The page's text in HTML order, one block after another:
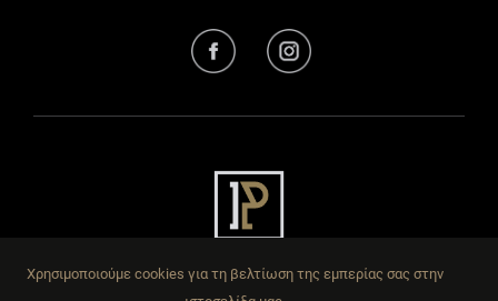
Χρησιμοποιούμε cookies για τη βελτίωση της εμπερίας σας στην